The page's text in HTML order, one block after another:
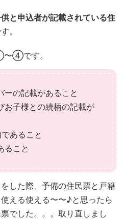
と申込者が記載されている住
。
〜④です。
の記載があること
子様との続柄の記載が
あること
こと
した際、予備の住民票と戸籍
える使える〜〜♪と思ったら
でした。。。取り直しまし